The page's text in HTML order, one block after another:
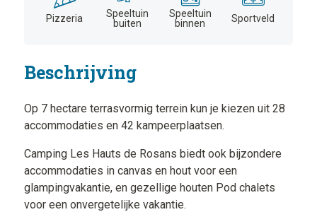
Pizzeria
Speeltuin
buiten
Speeltuin
binnen
Sportveld
Beschrijving
Op 7 hectare terrasvormig terrein kun je kiezen uit 28
accommodaties en 42 kampeerplaatsen.
Camping Les Hauts de Rosans biedt ook bijzondere
accommodaties in canvas en hout voor een
glampingvakantie, en gezellige houten Pod chalets
voor een onvergetelijke vakantie.